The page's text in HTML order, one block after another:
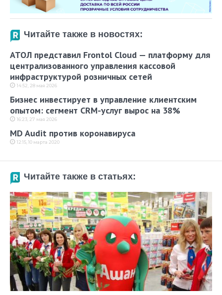
Читайте также в новостях:
АТОЛ представил Frontol Cloud — платформу для
централизованного управления кассовой
инфраструктурой розничных сетей
14:52, 28 мая 2026
Бизнес инвестирует в управление клиентским
опытом: сегмент CRM-услуг вырос на 38%
16:23, 27 мая 2026
MD Audit против коронавируса
12:15, 10 марта 2020
Читайте также в статьях: